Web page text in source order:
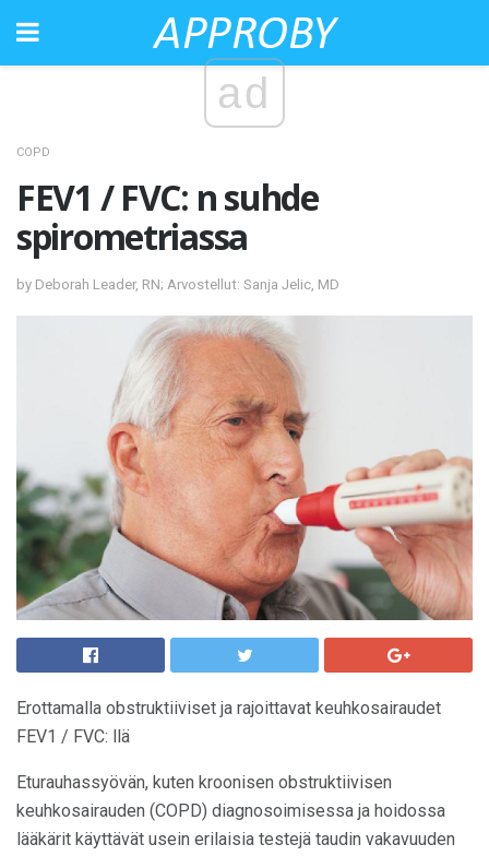
ad
COPD
FEV1 / FVC: n suhde
spirometriassa
by Deborah Leader, RN; Arvostellut: Sanja Jelic, MD
Erottamalla obstruktiiviset ja rajoittavat keuhkosairaudet
FEV1 / FVC: llä
Eturauhassyövän, kuten kroonisen obstruktiivisen
keuhkosairauden (COPD) diagnosoimisessa ja hoidossa
lääkärit käyttävät usein erilaisia ​​testejä taudin vakavuuden